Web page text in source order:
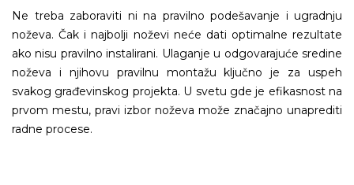
Ne treba zaboraviti ni na pravilno podešavanje i ugradnju
noževa. Čak i najbolji noževi neće dati optimalne rezultate
ako nisu pravilno instalirani. Ulaganje u odgovarajuće sredine
noževa i njihovu pravilnu montažu ključno je za uspeh
svakog građevinskog projekta. U svetu gde je efikasnost na
prvom mestu, pravi izbor noževa može značajno unaprediti
radne procese.